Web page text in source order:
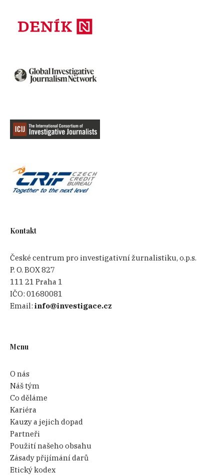
Kontakt
České centrum pro investigativní žurnalistiku, o.p.s.
P. O. BOX 827
111 21 Praha 1
IČO:01680081
Email:info@investigace.cz
Menu
O nás
Náš tým
Co děláme
Kariéra
Kauzy a jejich dopad
Partneři
Použití našeho obsahu
Zásady přijímání darů
Etický kodex